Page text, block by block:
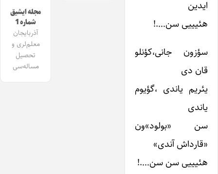
ایدین
هئیییی سن….!
سؤزون جانی،کؤنلو
قان دی
یئریم یاندی ،گؤیوم
یاندی
سن «بولود»ون
«قارداش آندی»
هئیییی سن سن….!
مجله ایشیق
شماره 1
آذربایجان
معلم‌لری و
تحصیل
مساله‌سی